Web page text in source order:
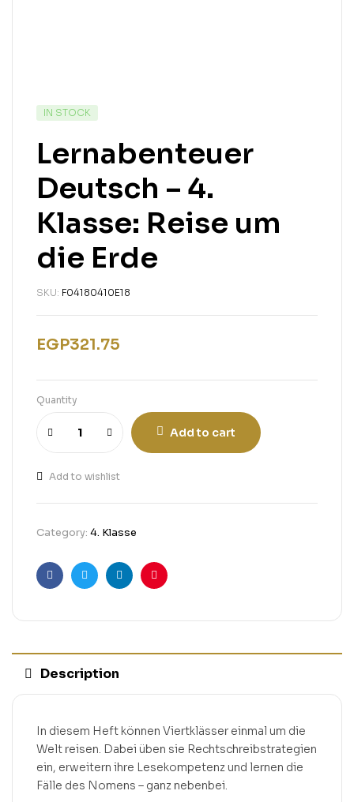
IN STOCK
Lernabenteuer
Deutsch – 4.
Klasse: Reise um
die Erde
SKU: F04180410E18
EGP321.75
Quantity
Add to cart
Add to wishlist
Category: 4. Klasse
FacebookTwitterLinkedinPinterest
Description
In diesem Heft können Viertklässer einmal um die
Welt reisen. Dabei üben sie Rechtschreibstrategien
ein, erweitern ihre Lesekompetenz und lernen die
Fälle des Nomens – ganz nebenbei.